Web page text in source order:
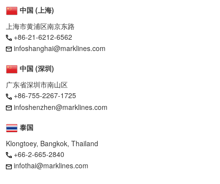
中国 (上海)
上海市黄浦区南京东路
+86-21-6212-6562
infoshanghai@marklines.com
中国 (深圳)
广东省深圳市南山区
+86-755-2267-1725
infoshenzhen@marklines.com
泰国
Klongtoey, Bangkok, Thailand
+66-2-665-2840
infothai@marklines.com